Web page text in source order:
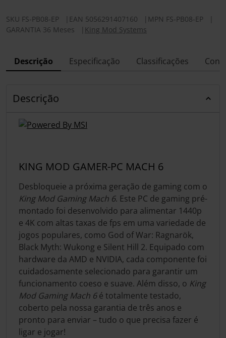
SKU FS-PB08-EP EAN 5056291407160 MPN FS-PB08-EP
GARANTIA 36 Meses
King Mod Systems
Descrição Especificação Classificações
Descrição
KING MOD GAMER-PC MACH 6
Desbloqueie a próxima geração de gaming com o
King Mod Gaming Mach 6. Este PC de gaming pré-
montado foi desenvolvido para alimentar 1440p
e 4K com altas taxas de fps em uma variedade de
jogos populares, como God of War: Ragnarök,
Black Myth: Wukong e Silent Hill 2. Equipado com
hardware da AMD e NVIDIA, cada componente foi
cuidadosamente selecionado para garantir um
funcionamento coeso e suave. Além disso, o King
Mod Gaming Mach 6é totalmente testado,
coberto pela nossa garantia de três anos e
pronto para enviar – tudo o que precisa fazer é
ligar e jogar!